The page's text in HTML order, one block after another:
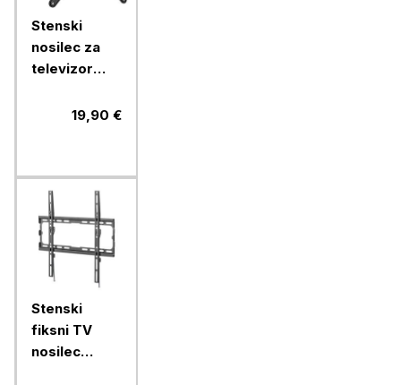
Stenski
nosilec za
televizor
popolnim19,90 €
Stenski
fiksni TV
nosilec